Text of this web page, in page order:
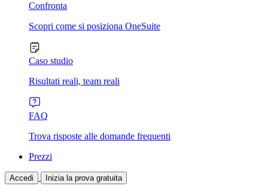
Confronta
Scopri come si posiziona OneSuite
Caso studio
Risultati reali, team reali
FAQ
Trova risposte alle domande frequenti
Prezzi
Accedi Inizia la prova gratuita